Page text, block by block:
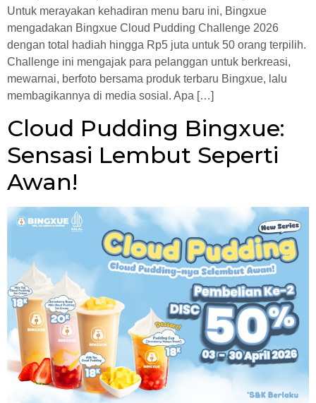
Untuk merayakan kehadiran menu baru ini, Bingxue
mengadakan Bingxue Cloud Pudding Challenge 2026
dengan total hadiah hingga Rp5 juta untuk 50 orang terpilih.
Challenge ini mengajak para pelanggan untuk berkreasi,
mewarnai, berfoto bersama produk terbaru Bingxue, lalu
membagikannya di media sosial. Apa […]
Cloud Pudding Bingxue:
Sensasi Lembut Seperti
Awan!